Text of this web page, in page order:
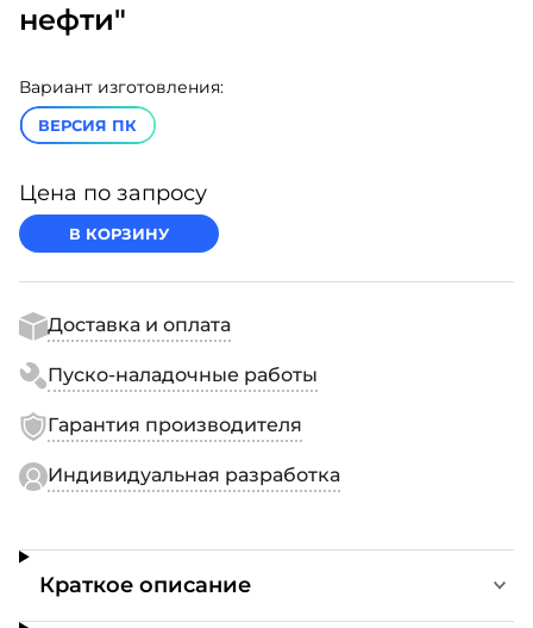
нефти"
Вариант изготовления:
ВЕРСИЯ ПК
Цена по запросу
В КОРЗИНУ
Доставка и оплата
Пуско-наладочные работы
Гарантия производителя
Индивидуальная разработка
Краткое описание